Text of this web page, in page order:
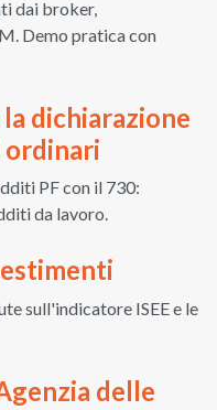
dai broker,
Demo pratica con
dichiarazione
ordinari
PF con il 730:
da lavoro.
sull'indicatore ISEE e le
delle